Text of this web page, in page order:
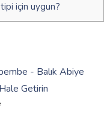
için uygun?